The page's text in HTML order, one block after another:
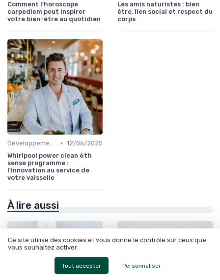
Comment l’horoscope
carpediem peut inspirer
votre bien-être au quotidien
Les amis naturistes : bien
être, lien social et respect du
corps
Développement Durable et Bien-être • 12/06/2025
Whirlpool power clean 6th
sense programme :
l'innovation au service de
votre vaisselle
À lire aussi
Ce site utilise des cookies et vous donne le contrôle sur ceux que
vous souhaitez activer
Tout accepter Personnaliser